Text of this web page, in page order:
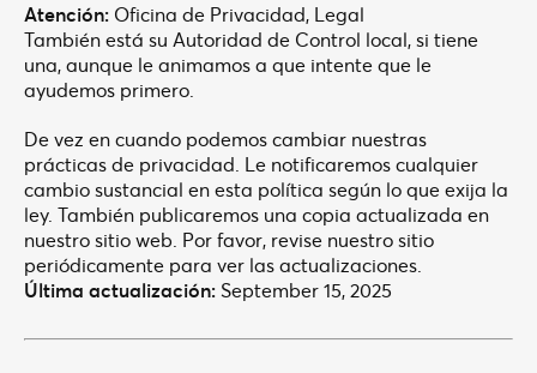
Atención: Oficina de Privacidad, Legal
También está su Autoridad de Control local, si tiene
una, aunque le animamos a que intente que le
ayudemos primero.
De vez en cuando podemos cambiar nuestras
prácticas de privacidad. Le notificaremos cualquier
cambio sustancial en esta política según lo que exija la
ley. También publicaremos una copia actualizada en
nuestro sitio web. Por favor, revise nuestro sitio
periódicamente para ver las actualizaciones.
Última actualización:September 15, 2025